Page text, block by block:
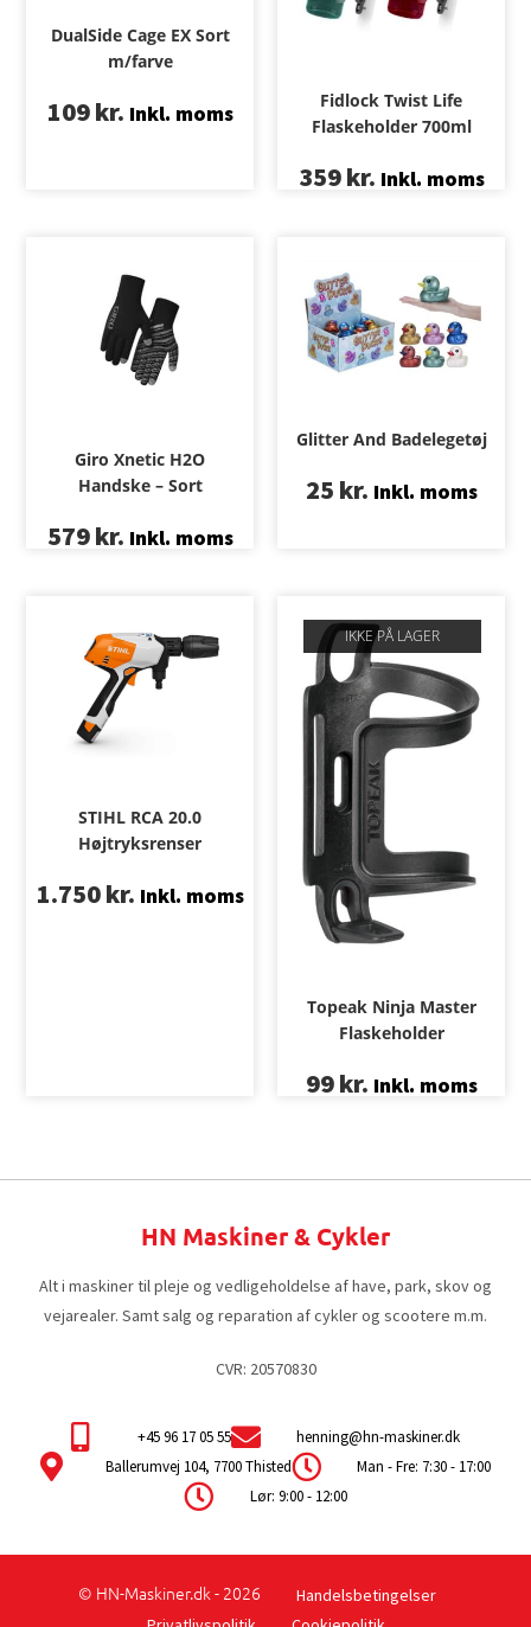
DualSide Cage EX Sort
m/farve
109kr. Inkl. moms
Fidlock Twist Life
Flaskeholder 700ml
359kr. Inkl. moms
Giro Xnetic H2O
Handske – Sort
579kr. Inkl. moms
Glitter And Badelegetøj
25 kr. Inkl. moms
STIHL RCA 20.0
Højtryksrenser
1.750kr. Inkl. moms
IKKE PÅ LAGER
Topeak Ninja Master
Flaskeholder
99kr. Inkl. moms
HN Maskiner & Cykler
Alt i maskiner til pleje og vedligeholdelse af have, park, skov og
vejarealer. Samt salg og reparation af cykler og scootere m.m.
CVR: 20570830
+45 96 17 05 55
henning@hn-maskiner.dk
Ballerumvej 104, 7700 Thisted
Man - Fre: 7:30 - 17:00
Lør: 9:00 - 12:00
© HN-Maskiner.dk - 2026
Handelsbetingelser